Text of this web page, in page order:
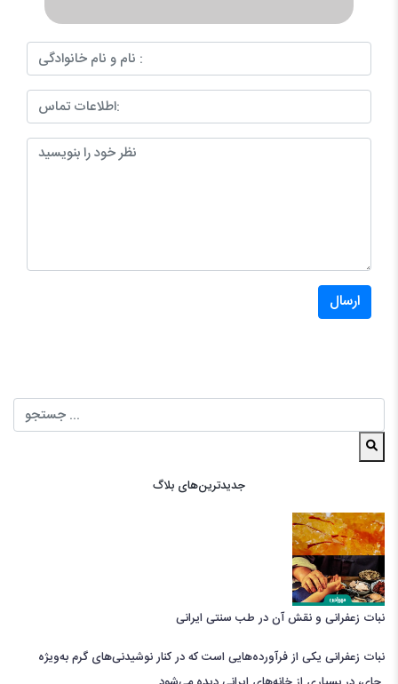
ارسال
جدیدترین‌های بلاگ
نبات زعفرانی و نقش آن در طب سنتی ایرانی
نبات زعفرانی یکی از فرآورده‌هایی است که در کنار نوشیدنی‌های گرم به‌ویژه